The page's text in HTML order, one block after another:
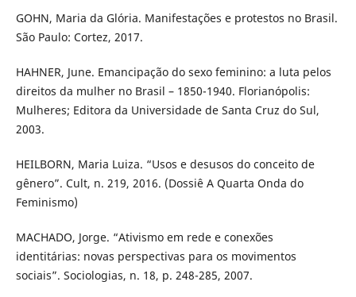
GOHN, Maria da Glória. Manifestações e protestos no Brasil.
São Paulo: Cortez, 2017.
HAHNER, June. Emancipação do sexo feminino: a luta pelos
direitos da mulher no Brasil – 1850-1940. Florianópolis:
Mulheres; Editora da Universidade de Santa Cruz do Sul,
2003.
HEILBORN, Maria Luiza. “Usos e desusos do conceito de
gênero”. Cult, n. 219, 2016. (Dossiê A Quarta Onda do
Feminismo)
MACHADO, Jorge. “Ativismo em rede e conexões
identitárias: novas perspectivas para os movimentos
sociais”. Sociologias, n. 18, p. 248-285, 2007.